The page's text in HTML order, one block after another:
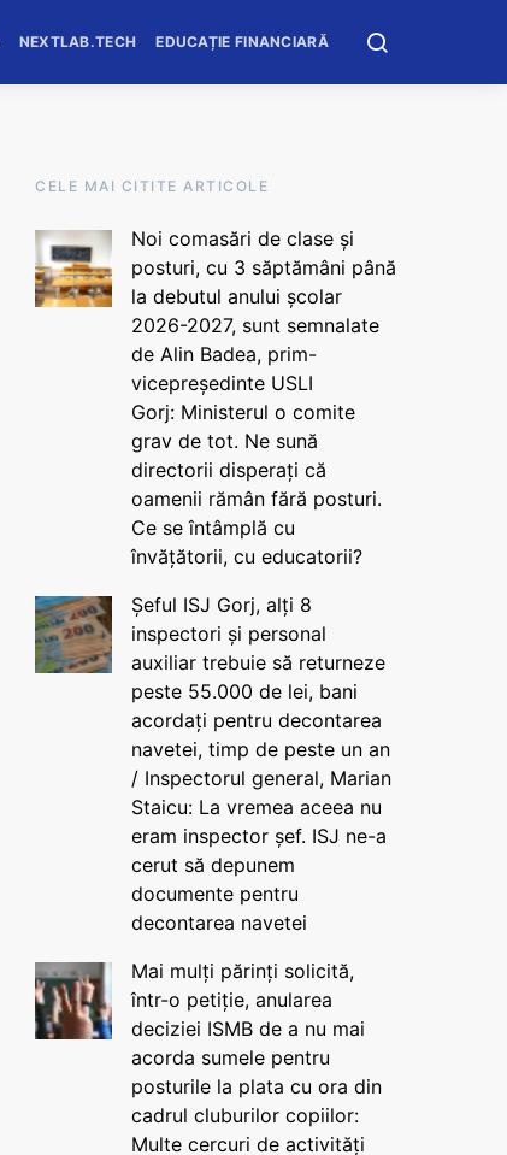
NEXTLAB.TECH EDUCAȚIE FINANCIARĂ
CELE MAI CITITE ARTICOLE
Noi comasări de clase și
posturi, cu 3 săptămâni până
la debutul anului școlar
2026-2027, sunt semnalate
de Alin Badea, prim-
vicepreședinte USLI
Gorj: Ministerul o comite
grav de tot. Ne sună
directorii disperați că
oamenii rămân fără posturi.
Ce se întâmplă cu
învățătorii, cu educatorii?
Șeful ISJ Gorj, alți 8
inspectori și personal
auxiliar trebuie să returneze
peste 55.000 de lei, bani
acordați pentru decontarea
navetei, timp de peste un an
/ Inspectorul general, Marian
Staicu: La vremea aceea nu
eram inspector șef. ISJ ne-a
cerut să depunem
documente pentru
decontarea navetei
Mai mulți părinți solicită,
într-o petiție, anularea
deciziei ISMB de a nu mai
acorda sumele pentru
posturile la plata cu ora din
cadrul cluburilor copiilor:
Multe cercuri de activități